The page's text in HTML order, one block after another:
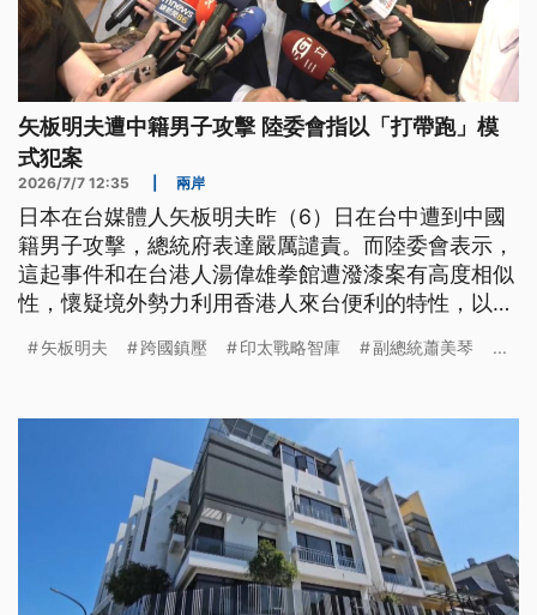
矢板明夫遭中籍男子攻擊 陸委會指以「打帶跑」模
式犯案
2026/7/7 12:35 兩岸
日本在台媒體人矢板明夫昨（6）日在台中遭到中國
籍男子攻擊，總統府表達嚴厲譴責。而陸委會表示，
這起事件和在台港人湯偉雄拳館遭潑漆案有高度相似
性，懷疑境外勢力利用香港人來台便利的特性，以
矢板明夫 跨國鎮壓 印太戰略智庫 副總統蕭美琴 ...